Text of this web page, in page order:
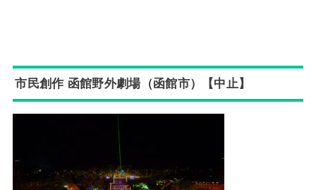
市民創作 函館野外劇場（函館市）【中止】